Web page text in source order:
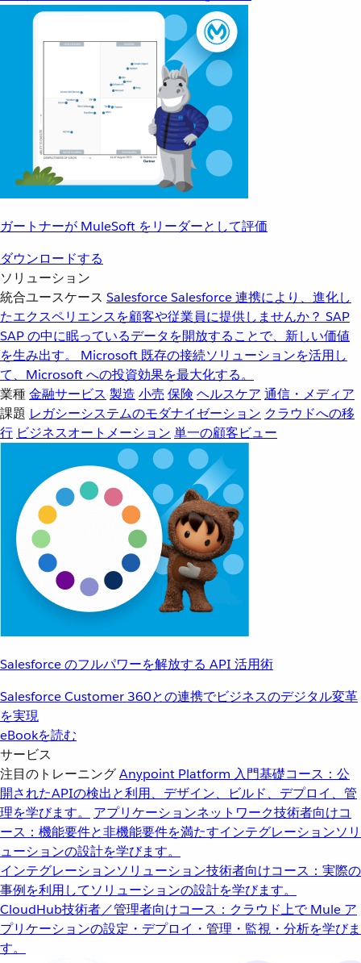
ガートナーが MuleSoft をリーダーとして評価
ダウンロードする
ソリューション
統合ユースケース SalesforceSalesforce 連携により、進化し
たエクスペリエンスを顧客や従業員に提供しませんか？ SAP
SAP の中に眠っているデータを開放することで、新しい価値
を生み出す。
Microsoft 既存の接続ソリューションを活用し
て、Microsoft への投資効果を最大化する。
業種金融サービス 製造 小売 保険 ヘルスケア 通信・メディア
課題 レガシーシステムのモダナイゼーション クラウドへの移
行 ビジネスオートメーション 単一の顧客ビュー
Salesforce のフルパワーを解放する API 活用術
Salesforce Customer 360との連携でビジネスのデジタル変革
を実現
eBookを読む
サービス
注目のトレーニングAnypoint Platform 入門基礎コース：公
開されたAPIの検出と利用、デザイン、ビルド、デプロイ、管
理を学びます。
アプリケーションネットワーク技術者向けコ
ース：機能要件と非機能要件を満たすインテグレーションソリ
ューションの設計を学びます。
インテグレーションソリューション技術者向けコース：実際の
事例を利用してソリューションの設計を学びます。
CloudHub技術者／管理者向けコース：クラウド上で Mule ア
プリケーションの設定・デプロイ・管理・監視・分析を学びま
す。